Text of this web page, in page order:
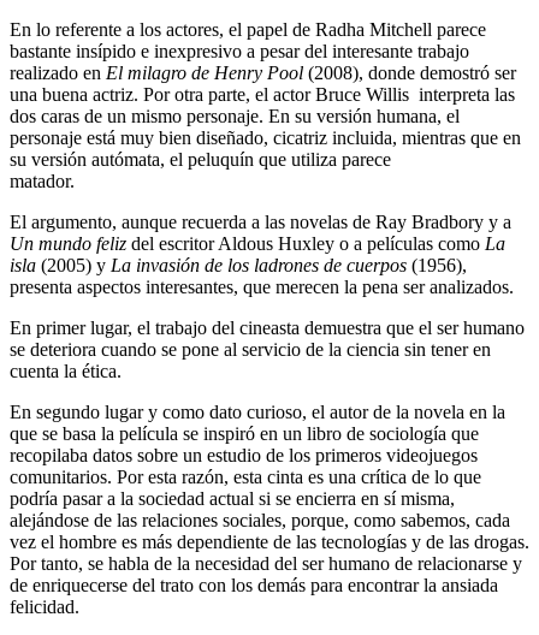
En lo referente a los actores, el papel de Radha Mitchell parece
bastante insípido e inexpresivo a pesar del interesante trabajo
realizado en El milagro de Henry Pool (2008), donde demostró ser
una buena actriz. Por otra parte, el actor Bruce Willis interpreta las
dos caras de un mismo personaje. En su versión humana, el
personaje está muy bien diseñado, cicatriz incluida, mientras que en
su versión autómata, el peluquín que utiliza parece
matador.
El argumento, aunque recuerda a las novelas de Ray Bradbory y a
Un mundo feliz del escritor Aldous Huxley o a películas como La
isla (2005) y La invasión de los ladrones de cuerpos (1956),
presenta aspectos interesantes, que merecen la pena ser analizados.
En primer lugar, el trabajo del cineasta demuestra que el ser humano
se deteriora cuando se pone al servicio de la ciencia sin tener en
cuenta la ética.
En segundo lugar y como dato curioso, el autor de la novela en la
que se basa la película se inspiró en un libro de sociología que
recopilaba datos sobre un estudio de los primeros videojuegos
comunitarios. Por esta razón, esta cinta es una crítica de lo que
podría pasar a la sociedad actual si se encierra en sí misma,
alejándose de las relaciones sociales, porque, como sabemos, cada
vez el hombre es más dependiente de las tecnologías y de las drogas.
Por tanto, se habla de la necesidad del ser humano de relacionarse y
de enriquecerse del trato con los demás para encontrar la ansiada
felicidad.